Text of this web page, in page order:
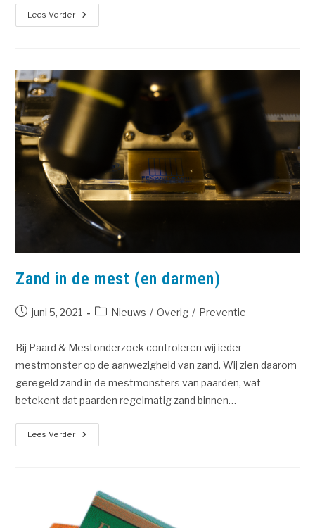
Lees Verder
Zand in de mest (en darmen)
juni 5, 2021 Nieuws / Overig / Preventie
Bij Paard & Mestonderzoek controleren wij ieder
mestmonster op de aanwezigheid van zand. Wij zien daarom
geregeld zand in de mestmonsters van paarden, wat
betekent dat paarden regelmatig zand binnen…
Lees Verder